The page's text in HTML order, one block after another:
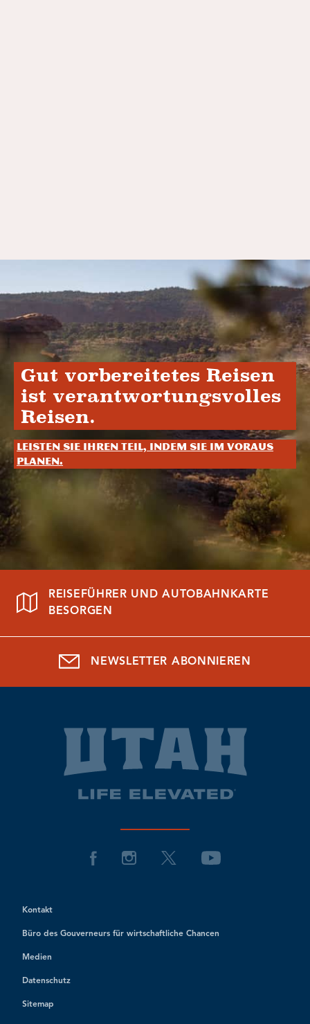
Gut vorbereitetes Reisen
ist verantwortungsvolles
Reisen.
Leisten Sie Ihren Teil, indem Sie im Voraus
planen.
REISEFÜHRER UND AUTOBAHNKARTE
BESORGEN
NEWSLETTER ABONNIEREN
Kontakt
Büro des Gouverneurs für wirtschaftliche Chancen
Medien
Datenschutz
Sitemap